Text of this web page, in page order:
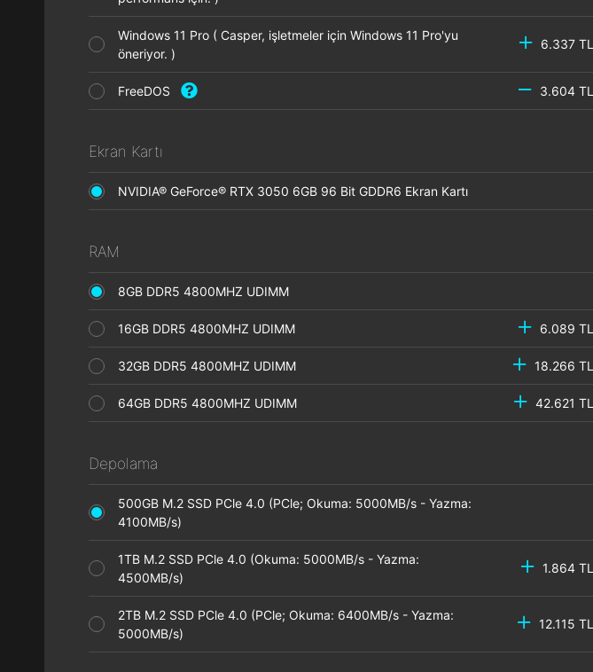
Windows 11 Pro ( Casper, işletmeler için Windows 11 Pro'yu
öneriyor. )
6.337 TL
FreeDOS 3.604 TL
Ekran Kartı
NVIDIA® GeForce® RTX 3050 6GB 96 Bit GDDR6 Ekran Kartı
RAM
8GB DDR5 4800MHZ UDIMM
16GB DDR5 4800MHZ UDIMM 6.089 TL
32GB DDR5 4800MHZ UDIMM 18.266 TL
64GB DDR5 4800MHZ UDIMM 42.621 TL
Depolama
500GB M.2 SSD PCle 4.0 (PCle; Okuma: 5000MB/s - Yazma:
4100MB/s)
1TB M.2 SSD PCle 4.0 (Okuma: 5000MB/s - Yazma:
4500MB/s)
1.864 TL
2TB M.2 SSD PCle 4.0 (PCle; Okuma: 6400MB/s - Yazma:
5000MB/s)
12.115 TL